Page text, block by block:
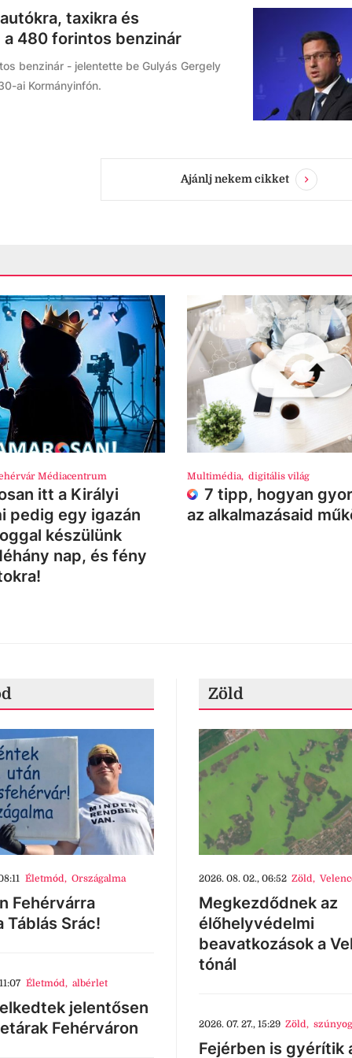
taxikra és
480 forintos benzinár
benzinár - jelentette be Gulyás Gergely
ai Kormányinfón.
Ajánlj nekem cikket
Médiacentrum
itt a Királyi
pedig egy igazán
készülünk
nap, és fény
Multimédia, digitális világ
7 tipp, hogyan
az alkalmazásaid
Életmód, Országalma
Fehérvárra
Táblás Srác!
Életmód, albérlet
jelentősen
Fehérváron
Zöld
2026. 08. 02., 06:52 Zöld,
Megkezdődnek az
élőhelyvédelmi
beavatkozások a
tónál
2026. 07. 27., 15:29 Zöld,
Fejérben is gyérítik